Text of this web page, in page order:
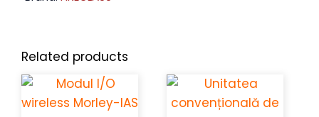
Related products